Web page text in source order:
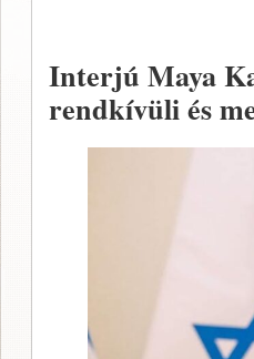
Interjú Maya
rendkívüli és